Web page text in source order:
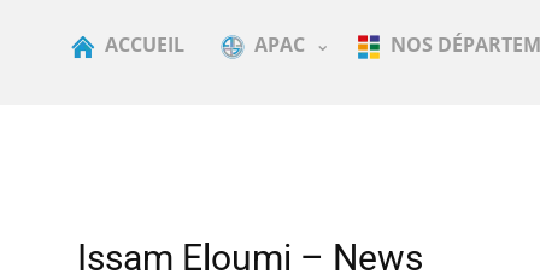
ACCUEIL APAC NOS
Issam Eloumi – News